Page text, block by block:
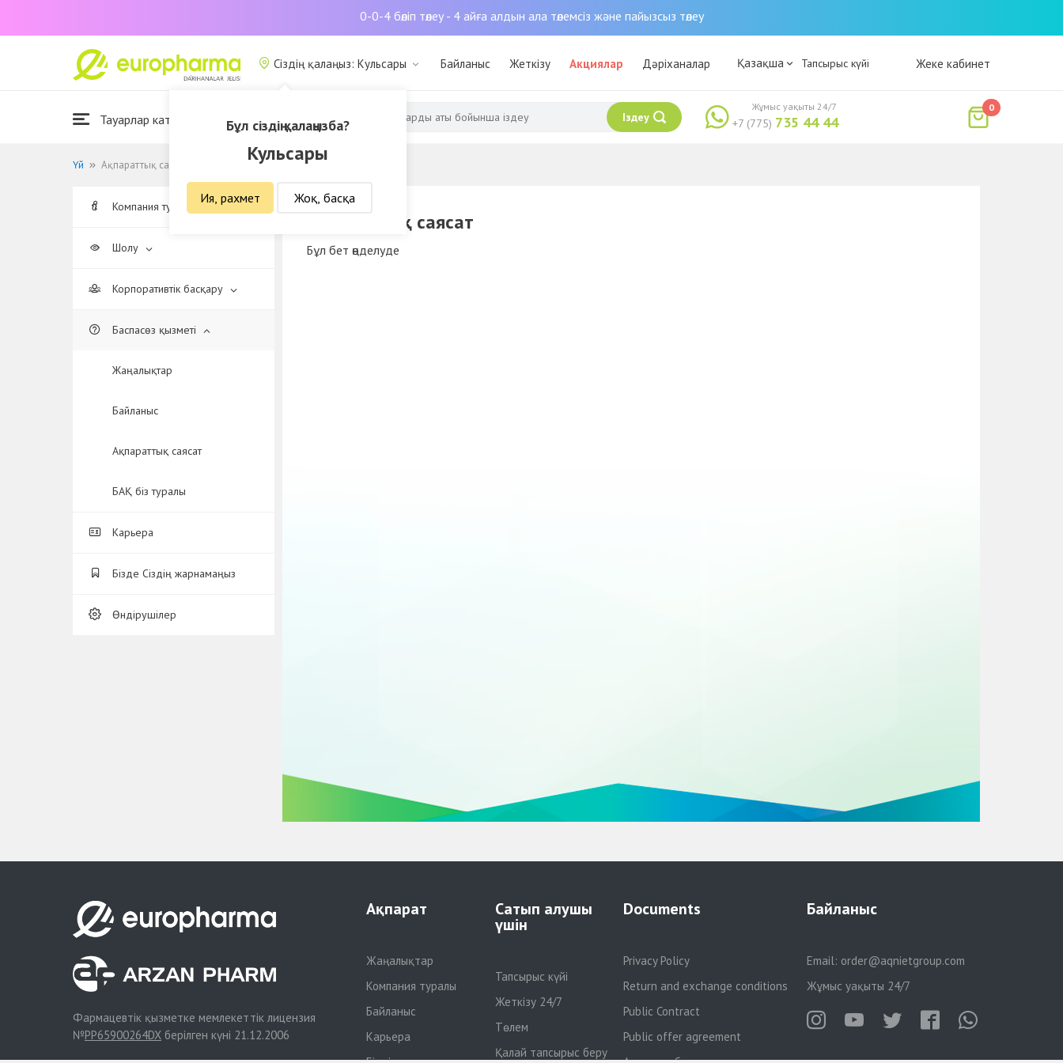
0-0-4 бөліп төлеу - 4 айға алдын ала төлемсіз және пайызсыз төлеу
Сіздің қалаңыз: Кульсары
Бұл сіздің қалаңызба?
Кульсары
Ия, рахмет Жоқ, басқа
Байланыс Жеткізу Акциялар Дәріханалар
Біз туралы
Қазақша Тапсырыс күйі Жеке кабинет
Тауарлар каталогы Іздеу +7 (775) 735 44 44
Жұмыс уақыты 24/7 0
Үй Ақпараттық саясат
Компания туралы
Шолу
Корпоративтік басқару
Баспасөз қызметі
Жаңалықтар
Байланыс
Ақпараттық саясат
БАҚ біз туралы
Карьера
Бізде Сіздің жарнамаңыз
Өндірушілер
Ақпараттық саясат
Бұл бет өңделуде
Фармацевтік қызметке мемлекеттік лицензия
№PP65900264DX берілген күні 21.12.2006
Ақпарат
Жаңалықтар
Компания туралы
Байланыс
Карьера
Сатып алушы
үшін
Тапсырыс күйі
Жеткізу 24/7
Төлем
Қалай тапсырыс беру
Documents
Privacy Policy
Return and exchange conditions
Public Contract
Public offer agreement
Байланыс
Email: order@aqnietgroup.com
Жұмыс уақыты 24/7